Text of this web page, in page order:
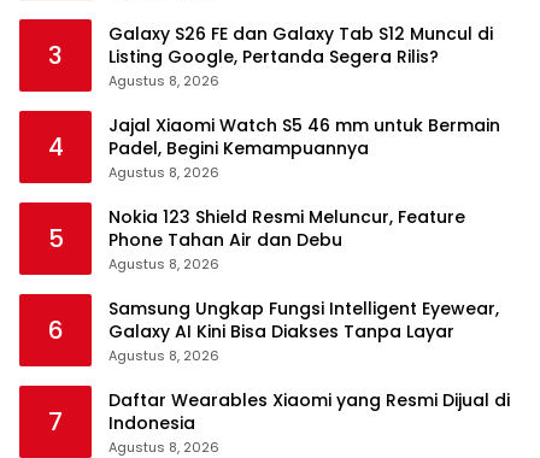
3
Galaxy S26 FE dan Galaxy Tab S12 Muncul di
Listing Google, Pertanda Segera Rilis?
Agustus 8, 2026
4
Jajal Xiaomi Watch S5 46 mm untuk Bermain
Padel, Begini Kemampuannya
Agustus 8, 2026
5
Nokia 123 Shield Resmi Meluncur, Feature
Phone Tahan Air dan Debu
Agustus 8, 2026
6
Samsung Ungkap Fungsi Intelligent Eyewear,
Galaxy AI Kini Bisa Diakses Tanpa Layar
Agustus 8, 2026
7
Daftar Wearables Xiaomi yang Resmi Dijual di
Indonesia
Agustus 8, 2026